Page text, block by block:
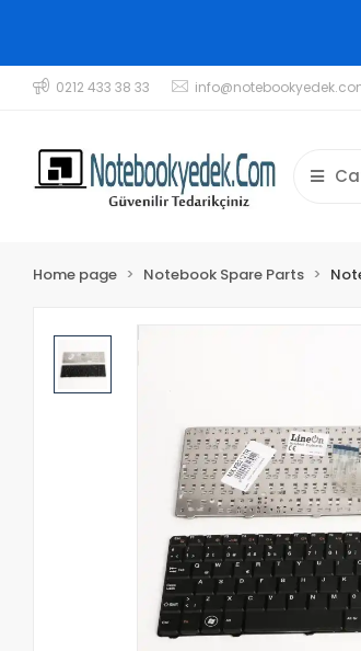
0212 433 38 33
Home page Notebook Spare Parts